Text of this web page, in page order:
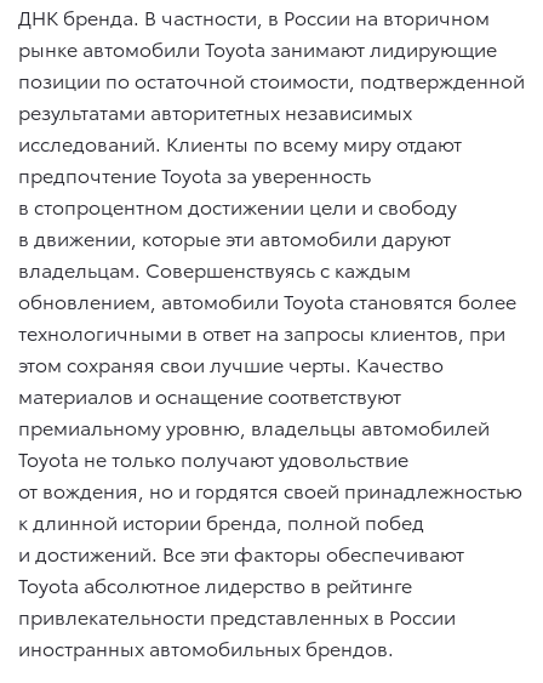
ДНК бренда. В частности, в России на вторичном
рынке автомобили Toyota занимают лидирующие
позиции по остаточной стоимости, подтвержденной
результатами авторитетных независимых
исследований. Клиенты по всему миру отдают
предпочтение Toyota за уверенность
в стопроцентном достижении цели и свободу
в движении, которые эти автомобили даруют
владельцам. Совершенствуясь с каждым
обновлением, автомобили Toyota становятся более
технологичными в ответ на запросы клиентов, при
этом сохраняя свои лучшие черты. Качество
материалов и оснащение соответствуют
премиальному уровню, владельцы автомобилей
Toyota не только получают удовольствие
от вождения, но и гордятся своей принадлежностью
к длинной истории бренда, полной побед
и достижений. Все эти факторы обеспечивают
Toyota абсолютное лидерство в рейтинге
привлекательности представленных в России
иностранных автомобильных брендов.